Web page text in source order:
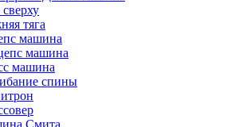
сверху
тяга
машина
машина
машина
спины
Смита